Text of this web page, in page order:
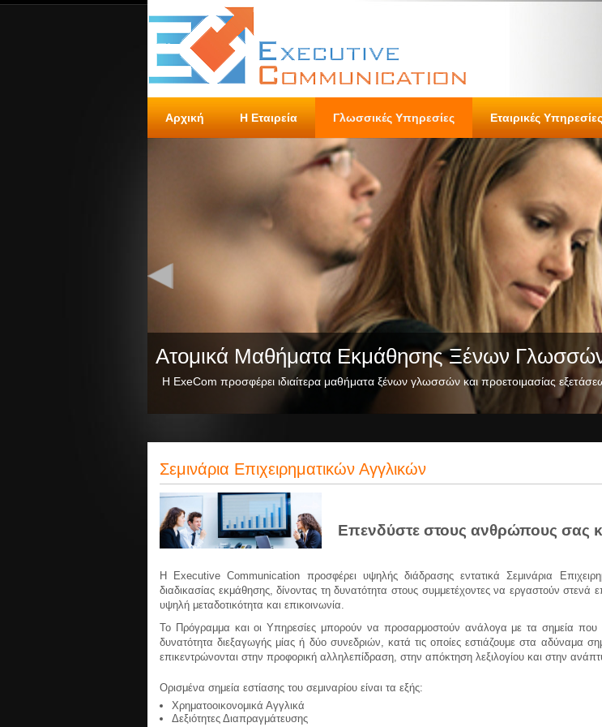
Αρχική Η Εταιρεία Γλωσσικές Υπηρεσίες Εταιρικές Υπηρεσίες
Ατομικά Μαθήματα Εκμάθησης Ξένων
Η ExeCom προσφέρει ιδιαίτερα μαθήματα ξένων γλωσσών και προετοιμασίας
Σεμινάρια Επιχειρηματικών Αγγλικών
Επενδύστε στους ανθρώπους σας
Η Executive Communication προσφέρει υψηλής διάδρασης εντατικά Σεμινάρια
διαδικασίας εκμάθησης, δίνοντας τη δυνατότητα στους συμμετέχοντες να εργαστούν στενά
υψηλή μεταδοτικότητα και επικοινωνία.
Το Πρόγραμμα και οι Υπηρεσίες μπορούν να προσαρμοστούν ανάλογα με τα σημεία που
δυνατότητα διεξαγωγής μίας ή δύο συνεδριών, κατά τις οποίες εστιάζουμε στα αδύναμα
επικεντρώνονται στην προφορική αλληλεπίδραση, στην απόκτηση λεξιλογίου και στην
Ορισμένα σημεία εστίασης του σεμιναρίου είναι τα εξής:
Χρηματοοικονομικά Αγγλικά
Δεξιότητες Διαπραγμάτευσης